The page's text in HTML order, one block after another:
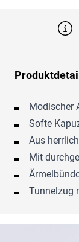
Modischer
Softe
Aus
Mit
Tunnelzug